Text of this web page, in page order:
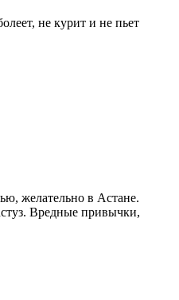
не курит и не пьет
желательно в Астане.
Вредные привычки,